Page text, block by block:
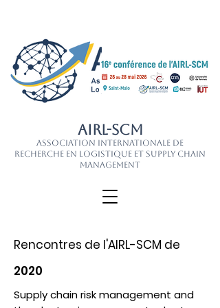
AIRL-SCM
Association Internationale de
Recherche en Logistique et Supply Chain
Management
Rencontres de l'AIRL-SCM de
2020
Supply chain risk management and